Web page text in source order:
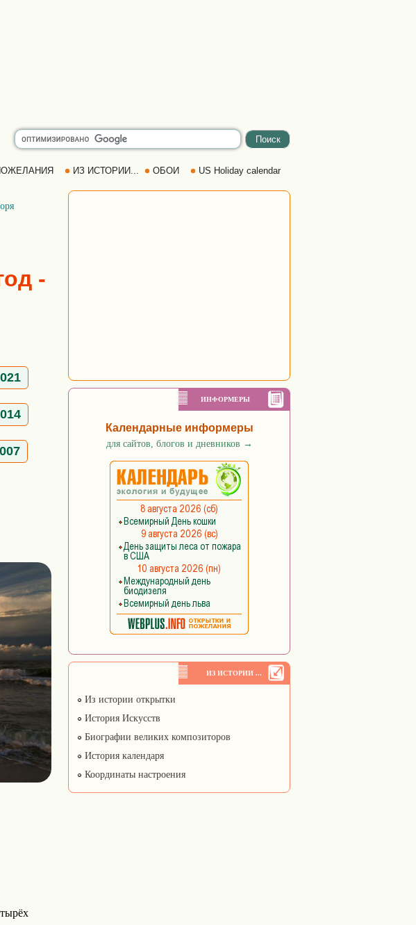
ИЗ ИСТОРИИ... ОБОИ US Holiday calendar
-
ИНФОРМЕРЫ
Календарные информеры
для сайтов, блогов и дневников →
ИЗ ИСТОРИИ ...
Из истории открытки
История Искусств
Биографии великих композиторов
История календаря
Координаты настроения